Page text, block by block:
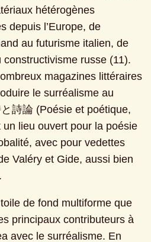
hétérogènes
depuis l’Europe, de
au futurisme italien, de
constructivisme russe (11).
magazines littéraires
le surréalisme au
詩論 (Poésie et poétique,
lieu ouvert pour la poésie
avec pour vedettes
Valéry et Gide, aussi bien
de fond multiforme que
principaux contributeurs à
avec le surréalisme. En